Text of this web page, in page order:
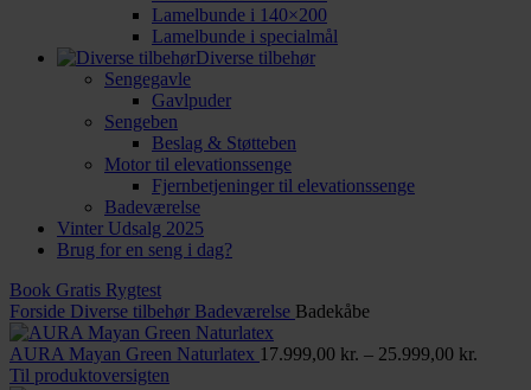
Lamelbunde i 140×200
Lamelbunde i specialmål
Diverse tilbehør
Sengegavle
Gavlpuder
Sengeben
Beslag & Støtteben
Motor til elevationssenge
Fjernbetjeninger til elevationssenge
Badeværelse
Vinter Udsalg 2025
Brug for en seng i dag?
Book Gratis Rygtest
Forside Diverse tilbehør Badeværelse Badekåbe
AURA Mayan Green Naturlatex 17.999,00 kr. – 25.999,00 kr.
Til produktoversigten